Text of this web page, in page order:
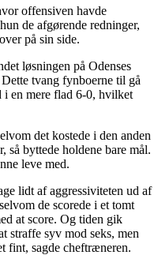
offensiven havde
de afgørende redninger,
på sin side.
løsningen på Odenses
tvang fynboerne til gå
en mere flad 6-0, hvilket
det kostede i den anden
så byttede holdene bare mål.
leve med.
lidt af aggressiviteten ud af
de scorede i et tomt
at score. Og tiden gik
straffe syv mod seks, men
fint, sagde cheftræneren.